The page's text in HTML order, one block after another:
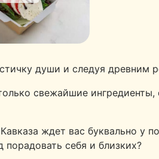
души и следуя древним
свежайшие
ждет вас буквально у
себя и близких?